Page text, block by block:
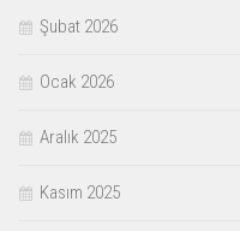
Şubat 2026
Ocak 2026
Aralık 2025
Kasım 2025